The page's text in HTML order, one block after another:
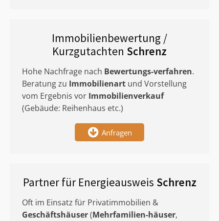
Immobilienbewertung /
Kurzgutachten Schrenz
Hohe Nachfrage nach Bewertungs-verfahren.
Beratung zu Immobilienart und Vorstellung
vom Ergebnis vor Immobilienverkauf
(Gebäude: Reihenhaus etc.)
Anfragen
Partner für Energieausweis Schrenz
Oft im Einsatz für Privatimmobilien &
Geschäftshäuser(Mehrfamilien-häuser,